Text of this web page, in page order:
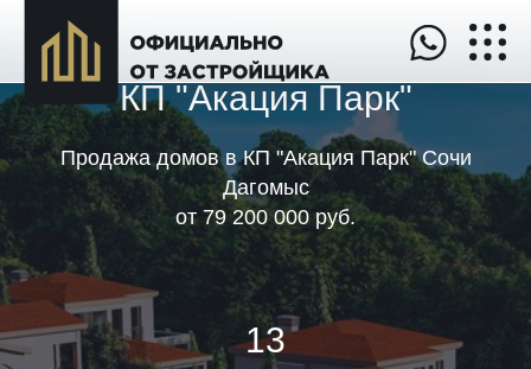
КП "Акация Парк"
Продажа домов в КП "Акация Парк" Сочи
Дагомыс
от 79 200 000 руб.
13